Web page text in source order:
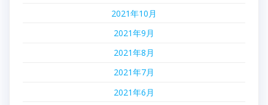
2021年10月
2021年9月
2021年8月
2021年7月
2021年6月